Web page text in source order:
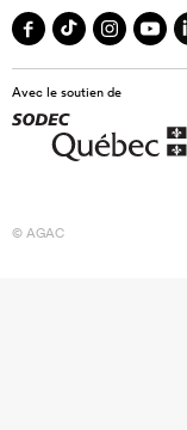
Avec le soutien de
© AGAC